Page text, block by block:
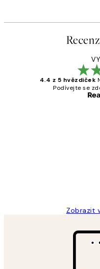
4.4 z 5 hvězdiček
Podívejte se
Zobrazit